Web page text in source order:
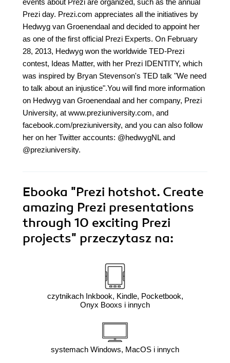
events about Prezi are organized, such as the annual
Prezi day. Prezi.com appreciates all the initiatives by
Hedwyg van Groenendaal and decided to appoint her
as one of the first official Prezi Experts. On February
28, 2013, Hedwyg won the worldwide TED-Prezi
contest, Ideas Matter, with her Prezi IDENTITY, which
was inspired by Bryan Stevenson's TED talk "We need
to talk about an injustice".You will find more information
on Hedwyg van Groenendaal and her company, Prezi
University, at www.preziuniversity.com, and
facebook.com/preziuniversity, and you can also follow
her on her Twitter accounts: @hedwygNL and
@preziuniversity.
Ebooka "Prezi hotshot. Create
amazing Prezi presentations
through 10 exciting Prezi
projects" przeczytasz na:
czytnikach Inkbook, Kindle, Pocketbook,
Onyx Booxs i innych
systemach Windows, MacOS i innych